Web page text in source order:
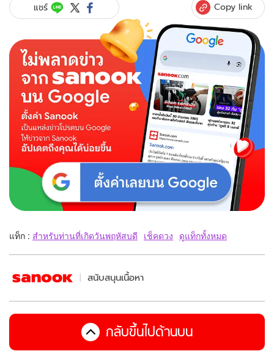
แชร์ Copy link
แท็ก : สำหรับท่านที่เกิดวันพฤหัสบดี เช็คดวง ดูแท็กทั้งหมด
สนับสนุนเนื้อหา
กลับขึ้นไปด้านบน